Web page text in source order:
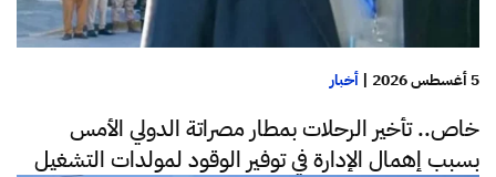
5 أغسطس 2026 | أخبار
خاص.. تأخير الرحلات بمطار مصراتة الدولي الأمس
بسبب إهمال الإدارة في توفير الوقود لمولدات التشغيل